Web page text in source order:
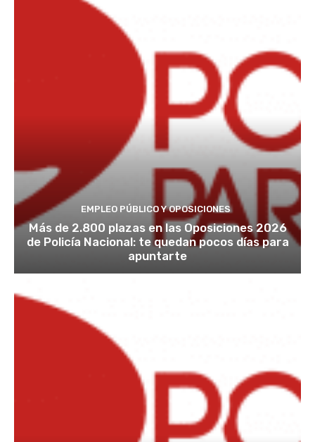
EMPLEO PÚBLICO Y OPOSICIONES
Más de 2.800 plazas en las Oposiciones 2026
de Policía Nacional: te quedan pocos días para
apuntarte